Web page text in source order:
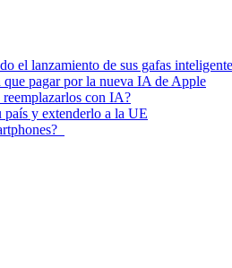
el lanzamiento de sus gafas
pagar por la nueva IA de Apple
reemplazarlos con IA?
país y extenderlo a la UE